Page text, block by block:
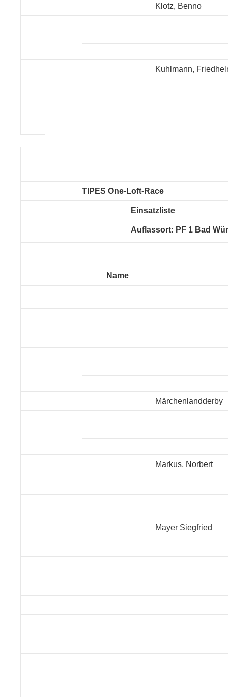
Klotz, Benno
Kuhlmann,
TIPES One-Loft-Race
Einsatzliste
Auflassort: PF 1 Bad
Name
Märchenlandderby
Markus, Norbert
Mayer Siegfried